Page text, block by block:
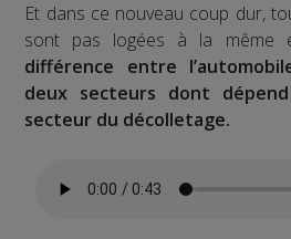
Et dans ce nouveau coup dur,
sont pas logées à la même
différence entre
deux secteurs dont
secteur du décolletage.